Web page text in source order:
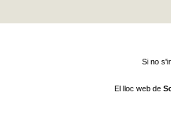
Si no
El lloc web de